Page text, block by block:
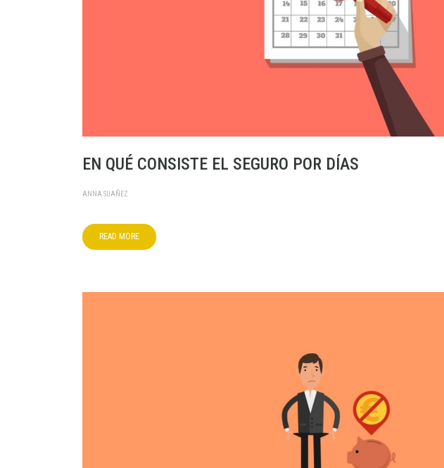
EN QUÉ CONSISTE EL SEGURO POR DÍAS
ANNA SUAÑEZ
READ MORE